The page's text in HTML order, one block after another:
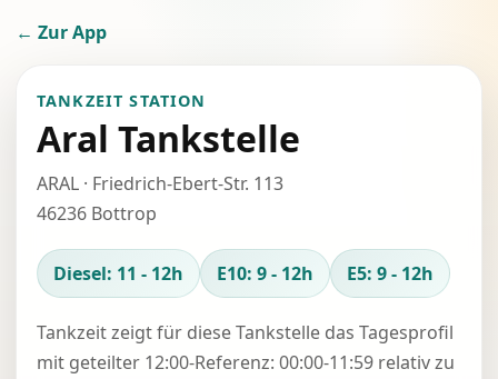
← Zur App
TANKZEIT STATION
Aral Tankstelle
ARAL · Friedrich-Ebert-Str. 113
46236 Bottrop
Diesel: 11 - 12h E10: 9 - 12h E5: 9 - 12h
Tankzeit zeigt für diese Tankstelle das Tagesprofil
mit geteilter 12:00-Referenz: 00:00-11:59 relativ zu